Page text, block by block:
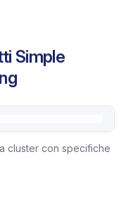
Simple
cluster con specifiche